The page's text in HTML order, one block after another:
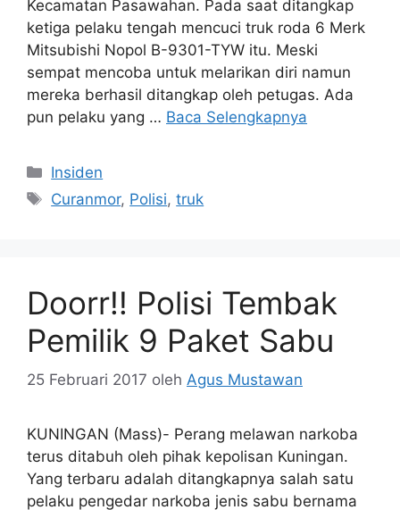
Kecamatan Pasawahan. Pada saat ditangkap
ketiga pelaku tengah mencuci truk roda 6 Merk
Mitsubishi Nopol B-9301-TYW itu. Meski
sempat mencoba untuk melarikan diri namun
mereka berhasil ditangkap oleh petugas. Ada
pun pelaku yang … Baca Selengkapnya
Kategori
Insiden
Tag
Curanmor, Polisi,truk
Doorr!! Polisi Tembak
Pemilik 9 Paket Sabu
25 Februari 2017 oleh Agus Mustawan
KUNINGAN (Mass)- Perang melawan narkoba
terus ditabuh oleh pihak kepolisan Kuningan.
Yang terbaru adalah ditangkapnya salah satu
pelaku pengedar narkoba jenis sabu bernama